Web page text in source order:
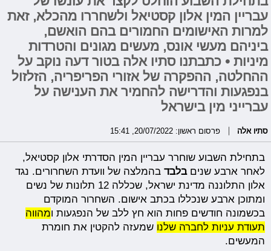
עבריין המין אלון קסטיאל ולשחררו מהכלא, זאת
למרות האישומים החמורים בהם הואשם,
ביניהם מעשי אונס, מעשים מגונים והטרדות
מיניות • כתבתנו סתיו אלה בטור דעה נוקב על
ההחלטה, ההפקרה של אזורי הפריפריה, הזלזול
בנפגעות והדרישה להחמיר את הענישה על
עברייני מין בישראל
סתיו אלה פרסום ראשון: 20/07/2022, 15:41
בתחילת השבוע שוחרר עבריין המין הסדרתי אלון קסטיאל,
לאחר ארבע שניםבלבד בהמלצה של וועדת השחרורים. נגד
אלון התלוננה מדינת ישראל, שכללה 12 תלונות של נשים
ומתוכן ארבע שנכללו בכתב אישום. השחרור המוקדם
בכשמונה חודשים פחות הוא חץ ללב של הנפגעות ומהווה
תעודת עניות לחברה שלנו שמעזה להקטין את חומרת
המעשים.